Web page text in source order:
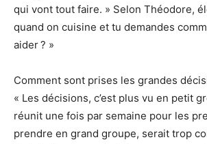
qui vont tout faire. » Selon Théodore,
quand on cuisine et tu demandes
aider ? »
Comment sont prises les grandes
« Les décisions, c’est plus vu en petit
réunit une fois par semaine pour les
prendre en grand groupe, serait trop